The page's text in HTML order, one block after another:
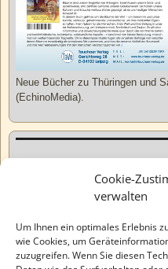
Cookie-
verwalten
Um Ihnen ein optimales Erlebnis
wie Cookies, um
zuzugreifen. Wenn Sie diesen
Neue Bücher zu Thüringen und
(EchinoMedia).
Varia